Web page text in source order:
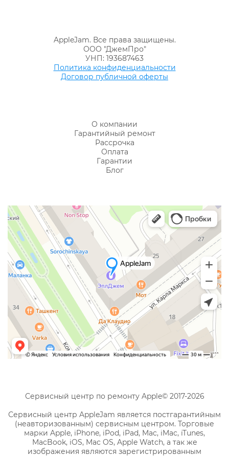
AppleJam. Все права защищены.
ООО "ДжемПро"
УНП: 193687463
Политика конфиденциальности
Договор публичной оферты
О компании
Гарантийный ремонт
Рассрочка
Оплата
Гарантии
Блог
Сервисный центр по ремонту Apple© 2017-2026
Сервисный центр AppleJam является постгарантийным
(неавторизованным) сервисным центром. Торговые
марки Apple, iPhone, iPod, iPad, Mac, iMac, iTunes,
MacBook, iOS, Mac OS, Apple Watch, а так же
изображения являются зарегистрированным